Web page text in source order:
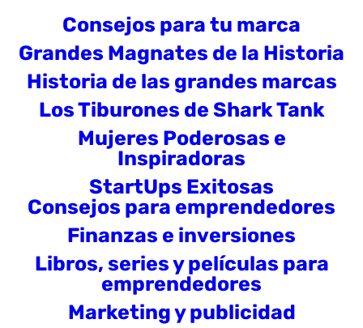
Consejos para tu marca
Grandes Magnates de la Historia
Historia de las grandes marcas
Los Tiburones de Shark Tank
Mujeres Poderosas e
Inspiradoras
StartUps Exitosas
Consejos para emprendedores
Finanzas e inversiones
Libros, series y películas para
emprendedores
Marketing y publicidad